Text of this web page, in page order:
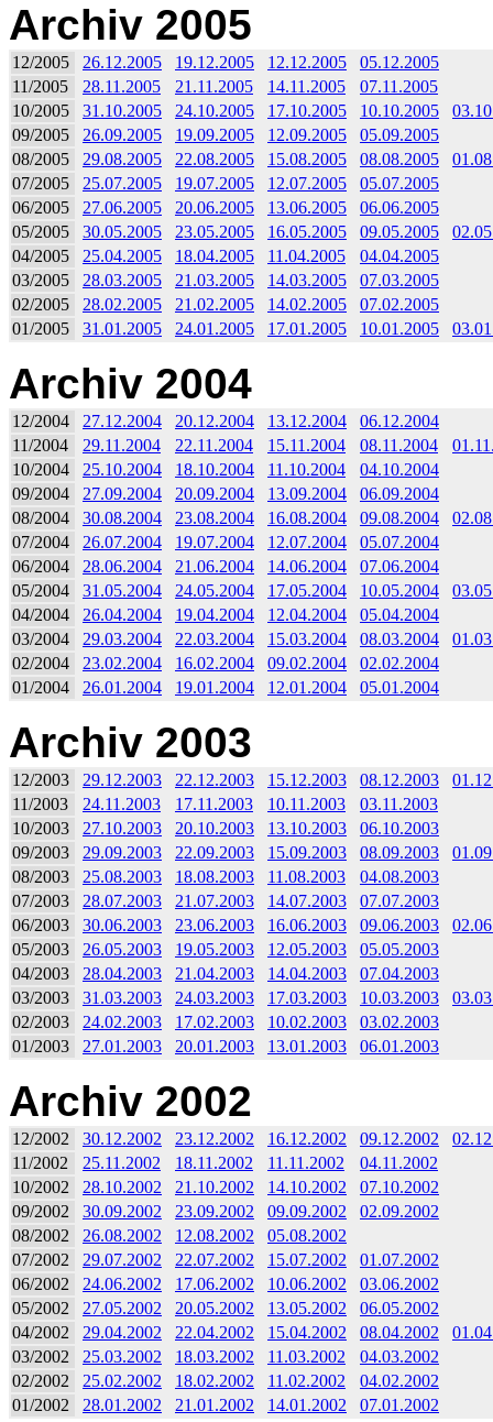
Archiv 2005
12/2005 26.12.2005 19.12.2005 12.12.2005
05.12.2005
11/2005
28.11.2005 21.11.2005 14.11.2005
07.11.2005
10/2005
31.10.2005 24.10.2005 17.10.2005 10.10.2005
09/2005
26.09.2005 19.09.2005 12.09.2005
05.09.2005
08/2005
29.08.2005 22.08.2005 15.08.2005 08.08.2005
07/2005
25.07.2005 19.07.2005 12.07.2005
05.07.2005
06/2005
27.06.2005 20.06.2005 13.06.2005
06.06.2005
05/2005
30.05.2005 23.05.2005 16.05.2005 09.05.2005
04/2005
25.04.2005 18.04.2005 11.04.2005
04.04.2005
03/2005
28.03.2005 21.03.2005 14.03.2005
07.03.2005
02/2005
28.02.2005 21.02.2005 14.02.2005
07.02.2005
01/2005
31.01.2005 24.01.2005 17.01.2005 10.01.2005
Archiv 2004
12/2004 27.12.2004 20.12.2004 13.12.2004
06.12.2004
11/2004
29.11.2004 22.11.2004 15.11.2004 08.11.2004
10/2004
25.10.2004 18.10.2004 11.10.2004
04.10.2004
09/2004
27.09.2004 20.09.2004 13.09.2004
06.09.2004
08/2004
30.08.2004 23.08.2004 16.08.2004 09.08.2004
07/2004
26.07.2004 19.07.2004 12.07.2004
05.07.2004
06/2004
28.06.2004 21.06.2004 14.06.2004
07.06.2004
05/2004
31.05.2004 24.05.2004 17.05.2004 10.05.2004
04/2004
26.04.2004 19.04.2004 12.04.2004
05.04.2004
03/2004
29.03.2004 22.03.2004 15.03.2004 08.03.2004
02/2004
23.02.2004 16.02.2004 09.02.2004
02.02.2004
01/2004
26.01.2004 19.01.2004 12.01.2004 05.01.2004
Archiv 2003
12/2003 29.12.2003 22.12.2003 15.12.2003 08.12.2003
11/2003
24.11.2003 17.11.2003 10.11.2003
03.11.2003
10/2003
27.10.2003 20.10.2003 13.10.2003
06.10.2003
09/2003
29.09.2003 22.09.2003 15.09.2003 08.09.2003
08/2003
25.08.2003 18.08.2003 11.08.2003
04.08.2003
07/2003
28.07.2003 21.07.2003 14.07.2003
07.07.2003
06/2003
30.06.2003 23.06.2003 16.06.2003 09.06.2003
05/2003
26.05.2003 19.05.2003 12.05.2003
05.05.2003
04/2003
28.04.2003 21.04.2003 14.04.2003
07.04.2003
03/2003
31.03.2003 24.03.2003 17.03.2003 10.03.2003
02/2003
24.02.2003 17.02.2003 10.02.2003
03.02.2003
01/2003
27.01.2003 20.01.2003 13.01.2003 06.01.2003
Archiv 2002
12/2002 30.12.2002 23.12.2002 16.12.2002 09.12.2002
11/2002
25.11.2002 18.11.2002 11.11.2002
04.11.2002
10/2002
28.10.2002 21.10.2002 14.10.2002
07.10.2002
09/2002
30.09.2002 23.09.2002 09.09.2002
02.09.2002
08/2002
26.08.2002 12.08.2002
05.08.2002
07/2002
29.07.2002 22.07.2002 15.07.2002
01.07.2002
06/2002
24.06.2002 17.06.2002 10.06.2002
03.06.2002
05/2002
27.05.2002 20.05.2002 13.05.2002
06.05.2002
04/2002
29.04.2002 22.04.2002 15.04.2002 08.04.2002
03/2002
25.03.2002 18.03.2002 11.03.2002
04.03.2002
02/2002
25.02.2002 18.02.2002 11.02.2002
04.02.2002
01/2002
28.01.2002 21.01.2002 14.01.2002 07.01.2002